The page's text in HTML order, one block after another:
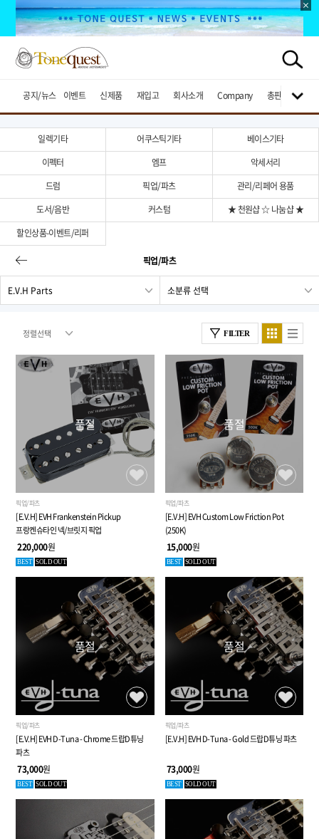
공지/뉴스 이벤트 신제품 재입고 회사소개 Company 총판브랜드
일렉기타 어쿠스틱기타
베이스기타
이펙터
엠프
악세서리
드럼
픽업/파츠
관리/리페어 용품
도서/음반
커스텀
★ 천원샵 ☆ 나눔샵 ★
할인상품-이벤트/리퍼
픽업/파츠
FILTER
품절
픽업/파츠
[E.V.H] EVH Frankenstein Pickup
프랑켄슈타인 넥/브릿지 픽업
220,000원
BEST SOLD OUT
품절
픽업/파츠
[E.V.H] EVH Custom Low Friction Pot
(250K)
15,000원
BEST SOLD OUT
품절
픽업/파츠
[E.V.H] EVH D-Tuna - Chrome 드랍D튜닝
파츠
73,000원
BEST SOLD OUT
품절
픽업/파츠
[E.V.H] EVH D-Tuna - Gold 드랍D튜닝 파츠
73,000원
BEST SOLD OUT